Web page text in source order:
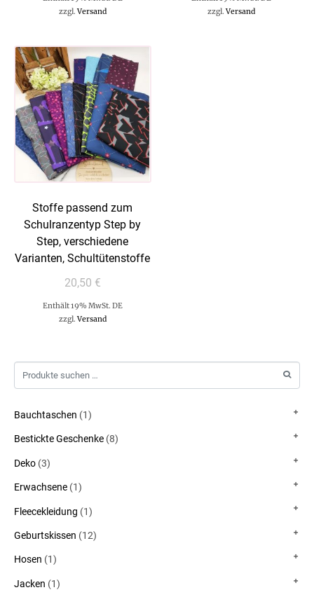
zzgl.Versand
zzgl.Versand
Stoffe passend zum
Schulranzentyp Step by
Step, verschiedene
Varianten, Schultütenstoffe
20,50 €
Enthält 19% MwSt. DE
zzgl.Versand
Bauchtaschen (1)
Bestickte Geschenke (8)
Deko (3)
Erwachsene (1)
Fleecekleidung (1)
Geburtskissen (12)
Hosen (1)
Jacken (1)